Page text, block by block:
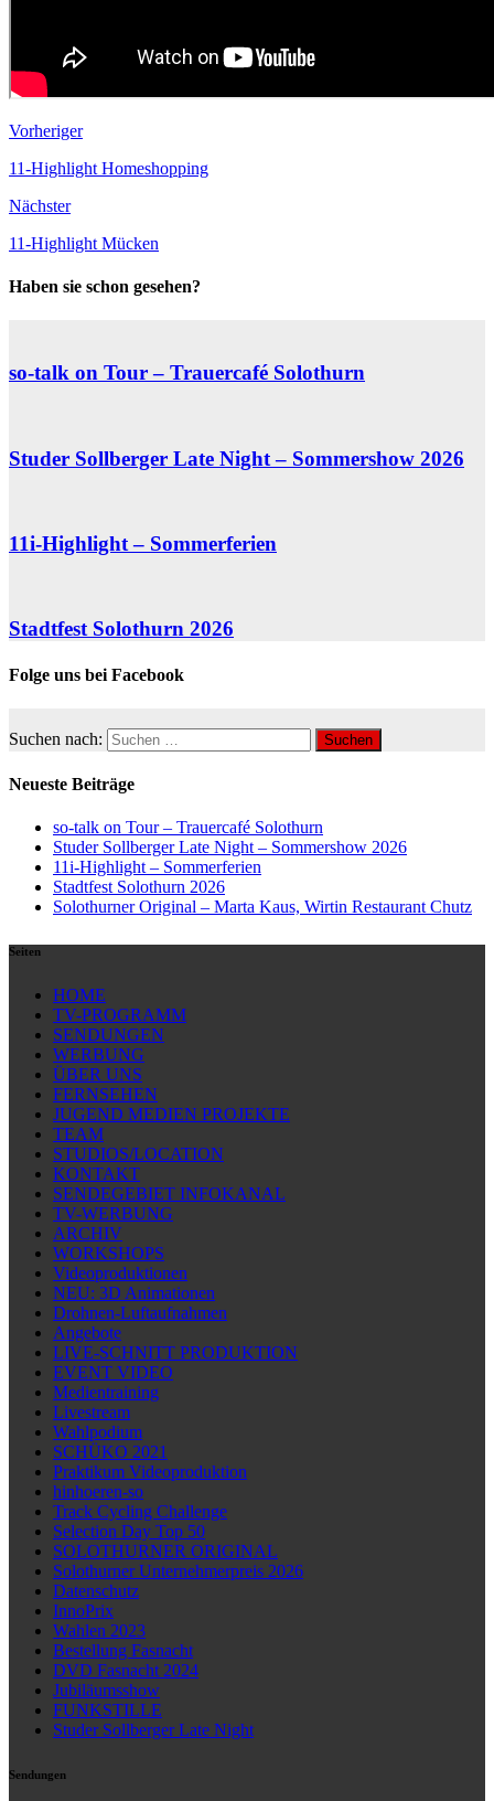
Vorheriger
11-Highlight Homeshopping
Nächster
11-Highlight Mücken
Haben sie schon gesehen?
so-talk on Tour – Trauercafé Solothurn
Studer Sollberger Late Night – Sommershow 2026
11i-Highlight – Sommerferien
Stadtfest Solothurn 2026
Folge uns bei Facebook
Suchen nach:
Neueste Beiträge
so-talk on Tour – Trauercafé Solothurn
Studer Sollberger Late Night – Sommershow 2026
11i-Highlight – Sommerferien
Stadtfest Solothurn 2026
Solothurner Original – Marta Kaus, Wirtin Restaurant Chutz
Seiten
HOME
TV-PROGRAMM
SENDUNGEN
WERBUNG
ÜBER UNS
FERNSEHEN
JUGEND MEDIEN PROJEKTE
TEAM
STUDIOS/LOCATION
KONTAKT
SENDEGEBIET INFOKANAL
TV-WERBUNG
ARCHIV
WORKSHOPS
Videoproduktionen
NEU: 3D Animationen
Drohnen-Luftaufnahmen
Angebote
LIVE-SCHNITT PRODUKTION
EVENT VIDEO
Medientraining
Livestream
Wahlpodium
SCHÜKO 2021
Praktikum Videoproduktion
hinhoeren-so
Track Cycling Challenge
Selection Day Top 50
SOLOTHURNER ORIGINAL
Solothurner Unternehmerpreis 2026
Datenschutz
InnoPrix
Wahlen 2023
Bestellung Fasnacht
DVD Fasnacht 2024
Jubiläumsshow
FUNKSTILLE
Studer Sollberger Late Night
Sendungen